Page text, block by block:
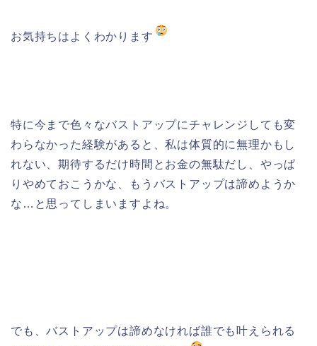
お気持ちはよくわかります
特に今まで色々なバストアップにチャレンジしても変
わらなかった経験があると、私は体質的に無理かもし
れない、期待するだけ時間とお金の無駄だし、やっぱ
りやめておこうかな、もうバストアップは諦めようか
な…と思ってしまいますよね。
でも、バストアップは諦めなければ誰でも叶えられる